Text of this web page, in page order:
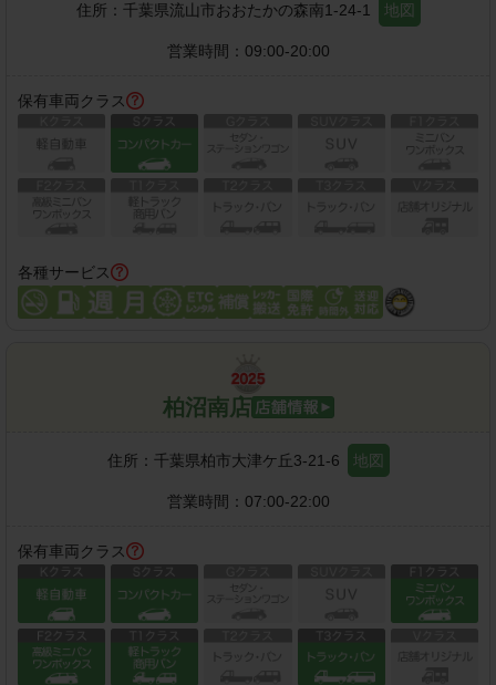
住所： 千葉県流山市おおたかの森南1-24-1 地図
営業時間： 09:00-20:00
保有車両クラス
各種サービス
柏沼南店
住所： 千葉県柏市大津ケ丘3-21-6 地図
営業時間： 07:00-22:00
保有車両クラス